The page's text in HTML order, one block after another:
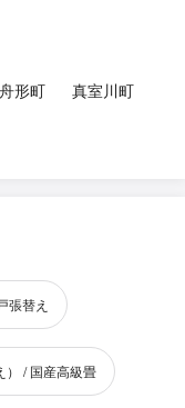
舟形町
真室川町
張替え
） / 国産高級畳